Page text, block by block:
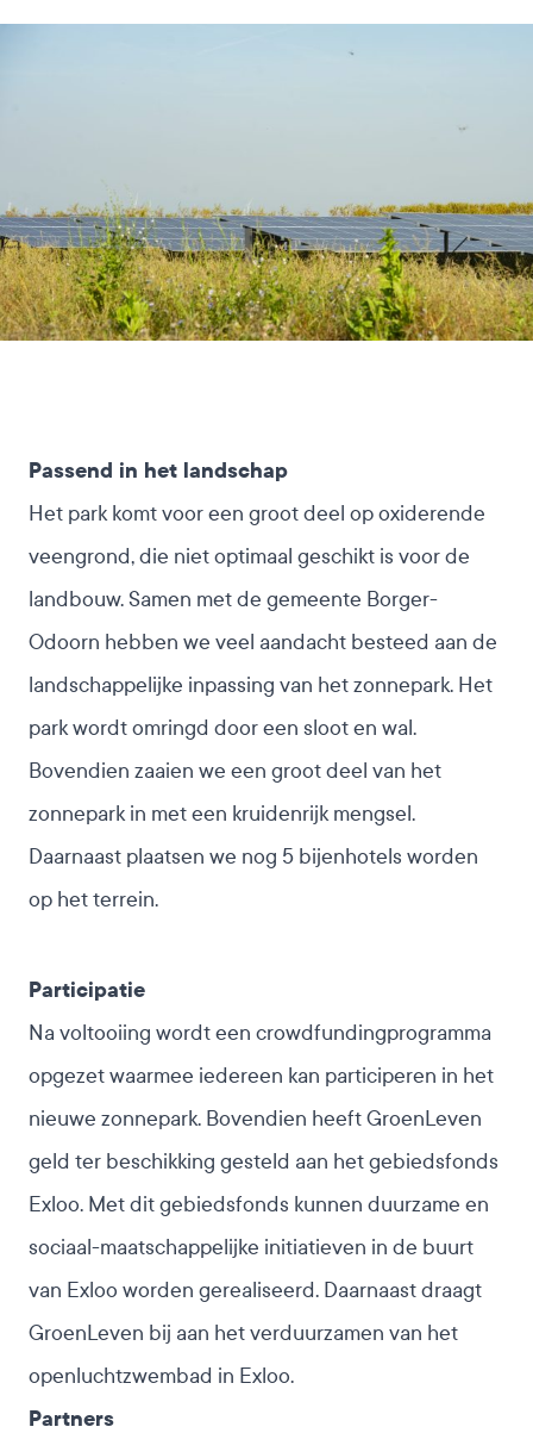
Passend in het landschap
Het park komt voor een groot deel op oxiderende
veengrond, die niet optimaal geschikt is voor de
landbouw. Samen met de gemeente Borger-
Odoorn hebben we veel aandacht besteed aan de
landschappelijke inpassing van het zonnepark. Het
park wordt omringd door een sloot en wal.
Bovendien zaaien we een groot deel van het
zonnepark in met een kruidenrijk mengsel.
Daarnaast plaatsen we nog 5 bijenhotels worden
op het terrein.
Participatie
Na voltooiing wordt een crowdfundingprogramma
opgezet waarmee iedereen kan participeren in het
nieuwe zonnepark. Bovendien heeft GroenLeven
geld ter beschikking gesteld aan het gebiedsfonds
Exloo. Met dit gebiedsfonds kunnen duurzame en
sociaal-maatschappelijke initiatieven in de buurt
van Exloo worden gerealiseerd. Daarnaast draagt
GroenLeven bij aan het verduurzamen van het
openluchtzwembad in Exloo.
Partners